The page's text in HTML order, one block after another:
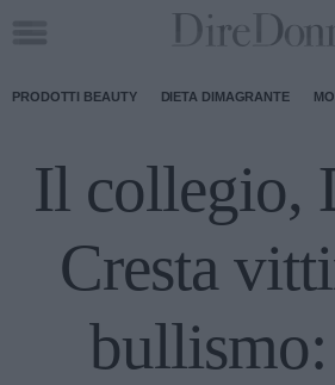
PRODOTTI BEAUTY DIETA DIMAGRANTE
Il collegio,
Cresta